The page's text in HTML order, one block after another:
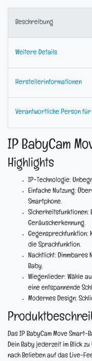
Beschreibung
Weitere Details
Herstellerinformationen
Verantwortliche Person für
IP BabyCam
Highlights
IP-Technologie:
Einfache Nutzung:
Smartphone.
Sicherheitsfunktionen:
Geräuscherkennung.
Gegensprechfunktion:
die Sprachfunktion.
Nachtlicht: Dimmbares
Baby.
Wiegenlieder: Wähle
eine entspannende
Modernes Design:
Das IP BabyCam Move
Dein Baby jederzeit im Blick
nach Belieben auf das Live-